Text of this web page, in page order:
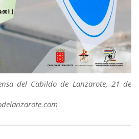
del Cabildo de Lanzarote, 21 de